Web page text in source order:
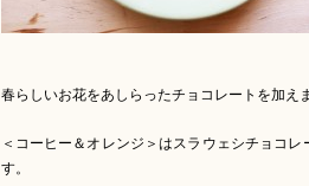
春らしいお花をあしらったチョコレートを加えま
＜コーヒー＆オレンジ＞はスラウェシチョコ
す。